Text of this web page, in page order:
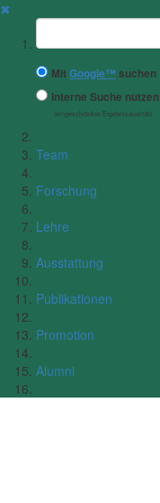
✖
Suchbegriff
MitGoogle™ suchen
Interne Suche nutzen
(eingeschränkte Ergebnisqualität)
Team
Forschung
Lehre
Ausstattung
Publikationen
Promotion
Alumni